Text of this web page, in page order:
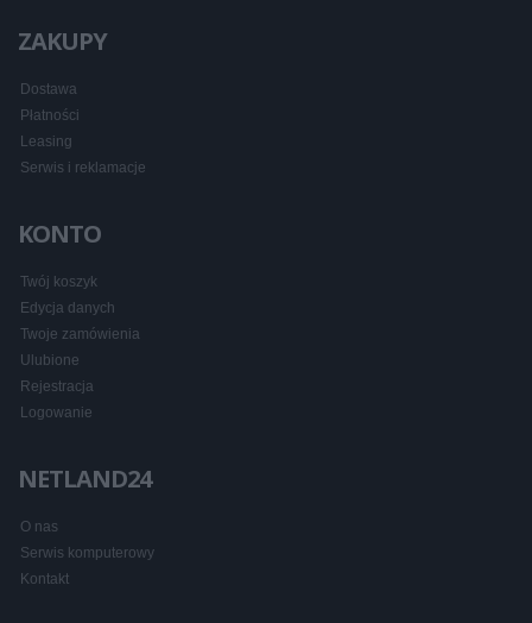
ZAKUPY
Dostawa
Płatności
Leasing
Serwis i reklamacje
KONTO
Twój koszyk
Edycja danych
Twoje zamówienia
Ulubione
Rejestracja
Logowanie
NETLAND24
O nas
Serwis komputerowy
Kontakt